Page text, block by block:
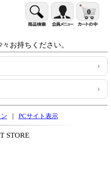
0
お持ちください。
| PCサイト表示
STORE